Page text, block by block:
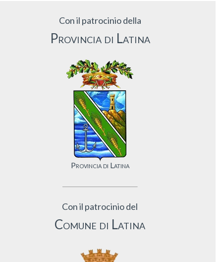
Con il patrocinio della
Provincia di Latina
Provincia di Latina
Con il patrocinio del
Comune di Latina